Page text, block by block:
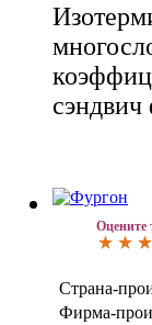
сэндвич
Оцените
Страна-
Фирма-